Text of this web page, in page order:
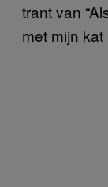
trant van
met mijn